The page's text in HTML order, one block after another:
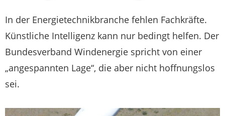
In der Energietechnikbranche fehlen Fachkräfte.
Künstliche Intelligenz kann nur bedingt helfen. Der
Bundesverband Windenergie spricht von einer
„angespannten Lage“, die aber nicht hoffnungslos
sei.